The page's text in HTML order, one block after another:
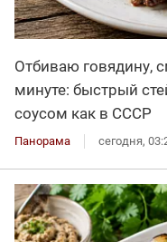
Отбиваю говядину,
минуте: быстрый
соусом как в СССР
Панорама сегодня,